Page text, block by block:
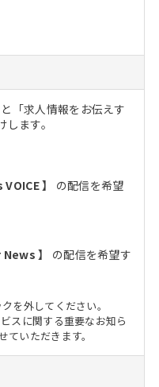
「求人情報をお伝えす
ます。
】
の配信を希望
】
の配信を希望す
を外してください。
スに関する重要なお知ら
いただきます。